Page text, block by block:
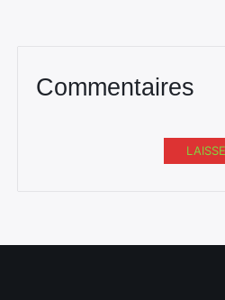
Commentaires